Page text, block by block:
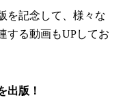
を記念して、様々な
する動画もUPしてお
出版！